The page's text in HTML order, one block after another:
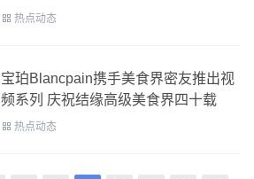
热点动态
宝珀Blancpain携手美食界密友推出视
频系列 庆祝结缘高级美食界四十载
热点动态